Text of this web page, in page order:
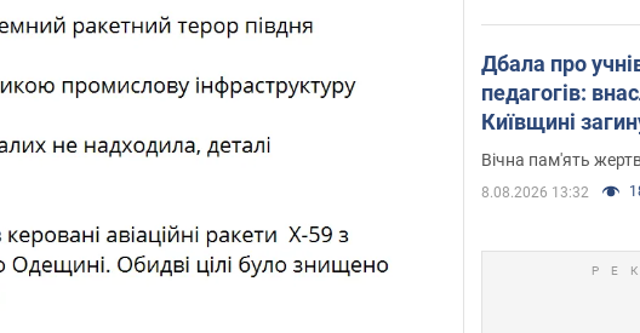
Дбала про
педагогів:
Київщині
київського
Вічна пам'ять
8.08.2026 13:32